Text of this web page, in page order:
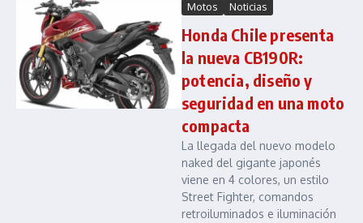
Motos Noticias
Honda Chile presenta
la nueva CB190R:
potencia, diseño y
seguridad en una moto
compacta
La llegada del nuevo modelo
naked del gigante japonés
viene en 4 colores, un estilo
Street Fighter, comandos
retroiluminados e iluminación